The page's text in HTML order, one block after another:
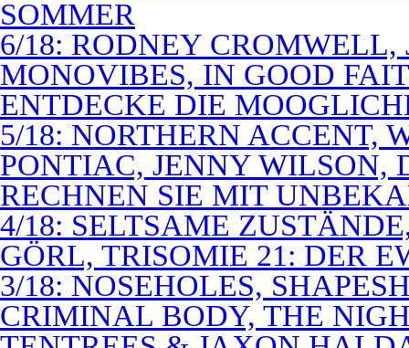
SOMMER
6/18: RODNEY
MONOVIBES, IN GOOD
ENTDECKE DIE
5/18: NORTHERN ACCENT,
PONTIAC, JENNY WILSON,
RECHNEN SIE MIT
4/18: SELTSAME
GÖRL, TRISOMIE 21: DER
3/18: NOSEHOLES,
CRIMINAL BODY, THE